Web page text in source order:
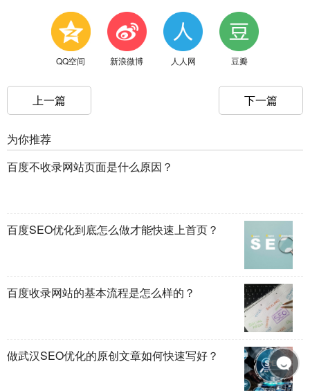
QQ空间 新浪微博 人人网 豆瓣
上一篇 下一篇
为你推荐
百度不收录网站页面是什么原因？
百度SEO优化到底怎么做才能快速上首页？
百度收录网站的基本流程是怎么样的？
做武汉SEO优化的原创文章如何快速写好？